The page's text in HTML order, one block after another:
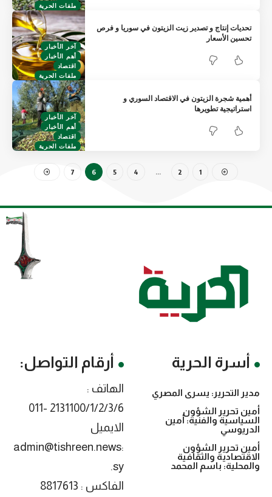
ملفات الحرية
آخر الأخبار
أهم الأخبار
اقتصاد
ملفات الحرية
تحديات إنتاج و تصدير زيت الزيتون في سوريا و فرص
تحسين الأسعار
آخر الأخبار
أهم الأخبار
اقتصاد
ملفات الحرية
أهمية شجرة الزيتون في الاقتصاد السوري و
استراتيجية تطويرها
1
2
4
5
6
7
أسرة الحرية
مدير التحرير: يسرى المصري
أمين تحرير الشؤون
السياسية والفنية: أمين
الدريوسي
أمين تحرير الشؤون
الاقتصادية والثقافية
والمحلية: باسم المحمد
أرقام التواصل:
الهاتف :
2131100/1/2/3/6 -011
الايميل
:admin@tishreen.news
.sy
الفاكس : 8817613